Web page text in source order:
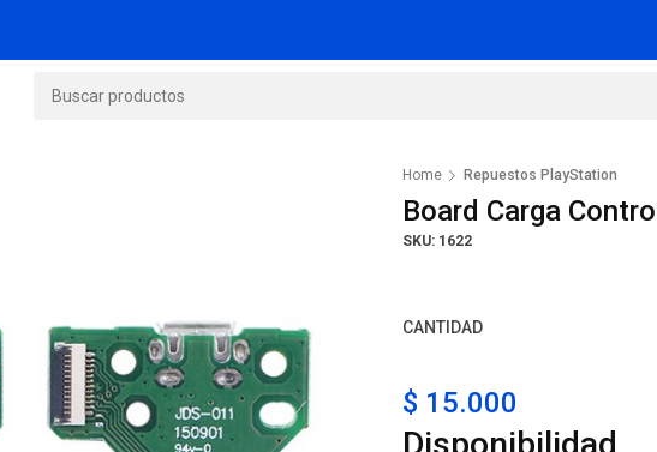
Home Repuestos PlayStation
Board Carga
SKU: 1622
CANTIDAD
$ 15.000